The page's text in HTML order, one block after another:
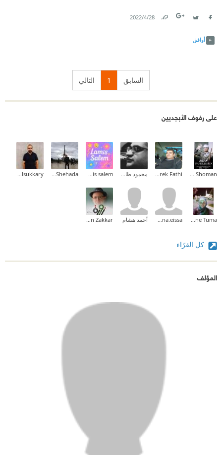
28‏/4‏/2022
أوافق
السابق 1 التالي
على رفوف الأبجديين
Ayman Shoman
Tarek Fathi محمود طارق إبراهيم lamis salem
Ashraf Shehada
Ahmed Elsukkary
Nadia Yassine Tuma
menna.eissa أحمد هشام Maen Zakkar
كل القرّاء
المؤلف